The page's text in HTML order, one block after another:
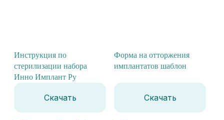
Инструкция по
стерилизации набора
Инно Имплант Ру
Скачать
Форма на отторжения
имплантатов шаблон
Скачать